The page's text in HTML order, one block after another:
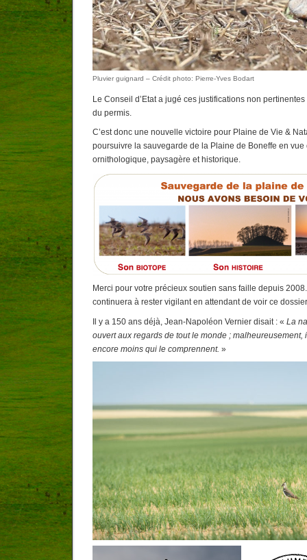
Pluvier guignard – Crédit photo: Pierre-Yves Bodart
Le Conseil d’Etata jugé ces justifications non
du permis.
C’est donc une nouvelle victoire pour Plaine de Vie &
poursuivre la sauvegarde de la Plaine de Boneffe en
ornithologique, paysagère et historique.
Merci pour votre précieux soutien sans faille depuis
continuera à rester vigilant en attendant de voir ce
Il y a 150 ans déjà, Jean-Napoléon Vernier disait : « La
ouvert aux regards de tout le monde ; malheureusement,
encore moins qui le comprennent. »